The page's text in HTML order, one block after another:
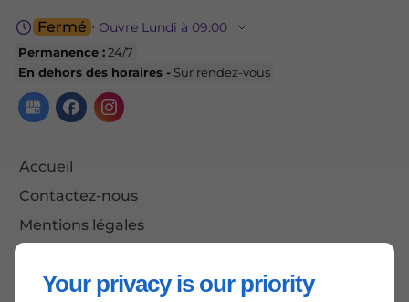
Your privacy is our priority
Fermé ⋅ Ouvre Lundi à 09:00
Permanence :24/7
En dehors des horaires - Sur rendez-vous
Accueil
Contactez-nous
Mentions légales